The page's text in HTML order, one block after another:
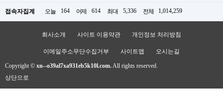
접속자집계 오늘 164 어제 614 최대 5,336 전체 1,014,259
회사소개 사이트 이용약관 개인정보 처리방침
이메일주소무단수집거부 사이트맵 오시는길
Copyright © xn--o39al7xa931eb5k10l.com.All rights reserved.
상단으로